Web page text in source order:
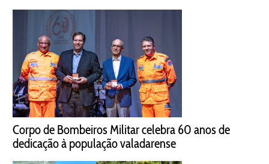
Corpo de Bombeiros Militar celebra 60 anos de
dedicação à população valadarense